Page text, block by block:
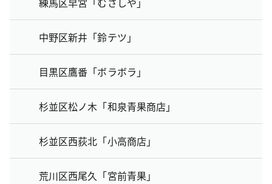
中野区新井「鈴テツ」
目黒区鷹番「ボラボラ」
杉並区松ノ木「和泉青果商店」
杉並区西荻北「小高商店」
荒川区西尾久「宮前青果」